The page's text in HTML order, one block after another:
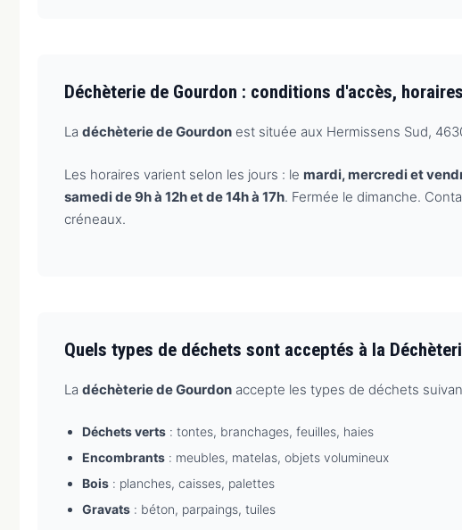
Déchèterie de Gourdon : conditions d'accès,
La déchèterie de Gourdon est située aux Hermissens Sud,
Les horaires varient selon les jours : le mardi, mercredi et
samedi de 9h à 12h et de 14h à 17h. Fermée le dimanche.
créneaux.
Quels types de déchets sont acceptés à la
La déchèterie de Gourdon accepte les types de déchets
Déchets verts : tontes, branchages, feuilles, haies
Encombrants : meubles, matelas, objets volumineux
Bois : planches, caisses, palettes
Gravats : béton, parpaings, tuiles